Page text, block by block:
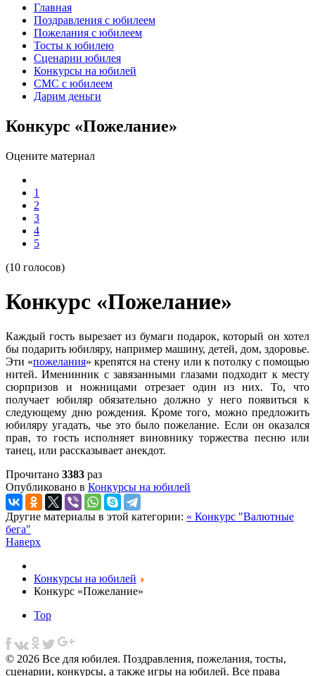
Главная
Поздравления с юбилеем
Пожелания с юбилеем
Тосты к юбилею
Сценарии юбилея
Конкурсы на юбилей
СМС с юбилеем
Дарим деньги
Конкурс «Пожелание»
Оцените материал
1
2
3
4
5
(10 голосов)
Конкурс «Пожелание»
Каждый гость вырезает из бумаги подарок, который он хотел
бы подарить юбиляру, например машину, детей, дом, здоровье.
Эти «пожелания» крепятся на стену или к потолку с помощью
нитей. Именинник с завязанными глазами подходит к месту
сюрпризов и ножницами отрезает один из них. То, что
получает юбиляр обязательно должно у него появиться к
следующему дню рождения. Кроме того, можно предложить
юбиляру угадать, чье это было пожелание. Если он оказался
прав, то гость исполняет виновнику торжества песню или
танец, или рассказывает анекдот.
Прочитано 3383 раз
Опубликовано в Конкурсы на юбилей
Другие материалы в этой категории: « Конкурс "Валютные
бега"
Наверх
Конкурсы на юбилей
Конкурс «Пожелание»
Top
© 2026 Все для юбилея. Поздравления, пожелания, тосты,
сценарии, конкурсы, а также игры на юбилей. Все права